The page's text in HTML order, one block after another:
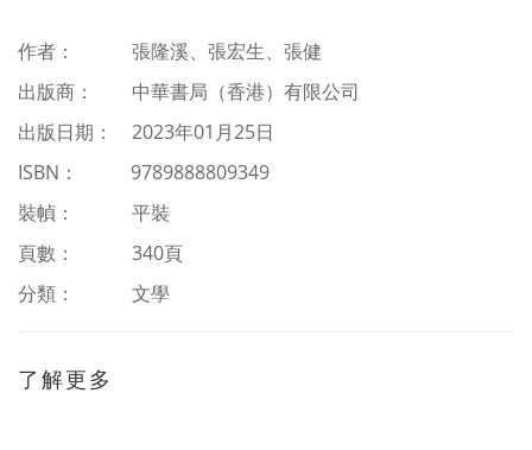
作者： 張隆溪、張宏生、張健
出版商： 中華書局（香港）有限公司
出版日期： 2023年01月25日
ISBN ：
9789888809349
裝幀： 平裝
頁數： 340頁
分類：
文學
了解更多